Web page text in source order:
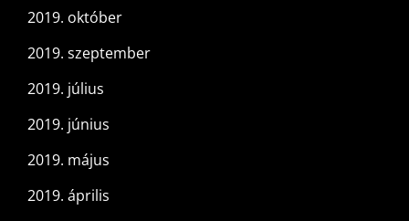
2019. október
2019. szeptember
2019. július
2019. június
2019. május
2019. április